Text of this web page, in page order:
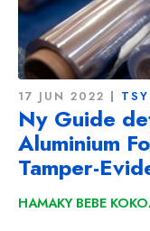
17 JUN 2022
Ny Guide
Aluminium
Tamper-
HAMAKY BEBE